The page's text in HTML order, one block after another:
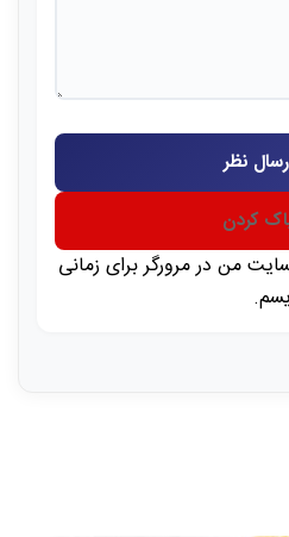
نظر
کردن
من در مرورگر برای زمانی